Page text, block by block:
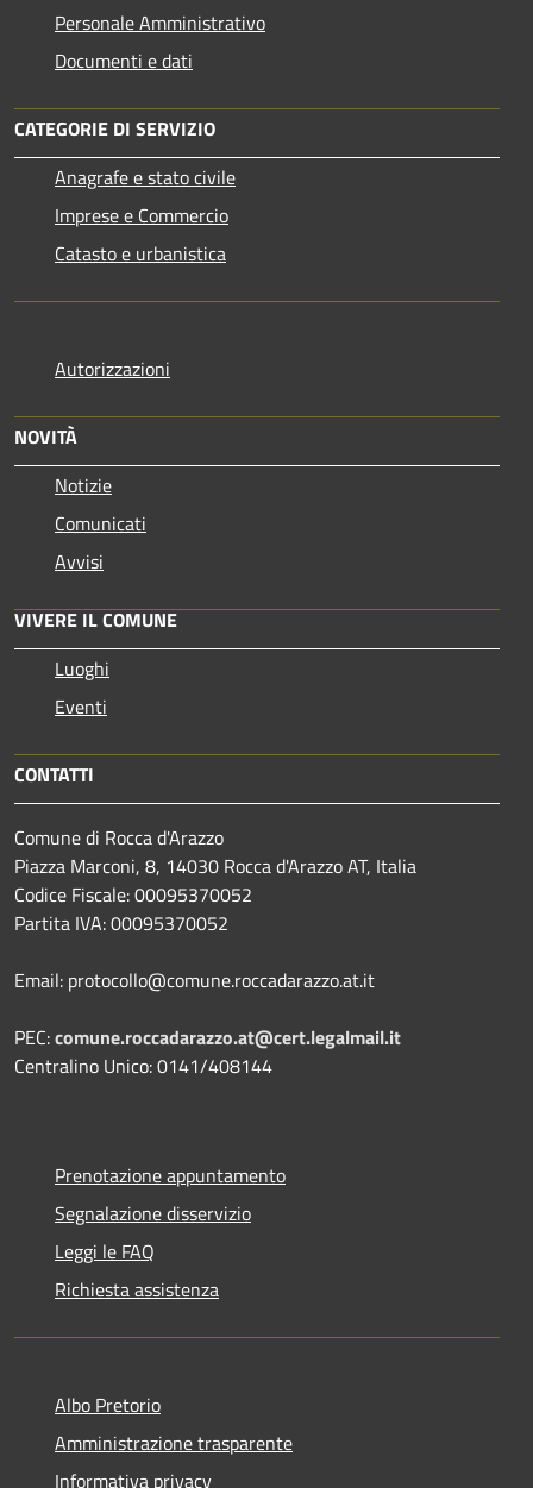
Personale Amministrativo
Documenti e dati
CATEGORIE DI SERVIZIO
Anagrafe e stato civile
Imprese e Commercio
Catasto e urbanistica
Autorizzazioni
NOVITÀ
Notizie
Comunicati
Avvisi
VIVERE IL COMUNE
Luoghi
Eventi
CONTATTI
Comune di Rocca d'Arazzo
Piazza Marconi, 8, 14030 Rocca d'Arazzo AT, Italia
Codice Fiscale: 00095370052
Partita IVA: 00095370052
Email: protocollo@comune.roccadarazzo.at.it
PEC:comune.roccadarazzo.at@cert.legalmail.it
Centralino Unico: 0141/408144
Prenotazione appuntamento
Segnalazione disservizio
Leggi le FAQ
Richiesta assistenza
Albo Pretorio
Amministrazione trasparente
Informativa privacy